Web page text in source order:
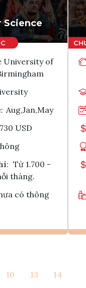
Tham vấn Interlink
Science
University of
: Aug,Jan,May
USD
: Từ 1.700 -
tháng.
có thông
Tham vấn Interlink
10 13 14